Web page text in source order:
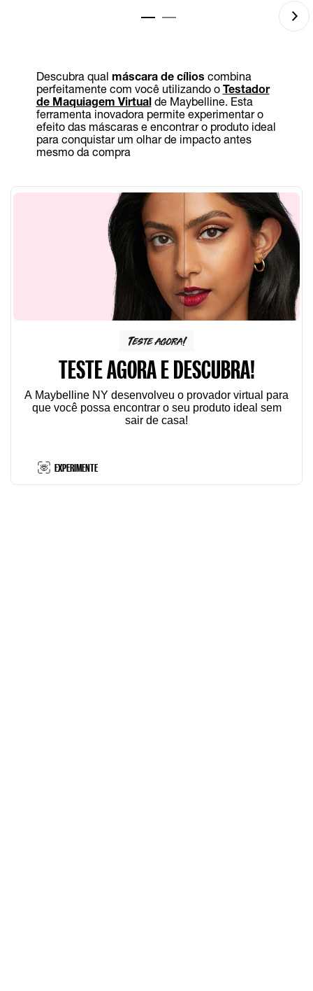
Descubra qual máscara de cílios combina
perfeitamente com você utilizando o Testador
de Maquiagem Virtualde Maybelline. Esta
ferramenta inovadora permite experimentar o
efeito das máscaras e encontrar o produto ideal
para conquistar um olhar de impacto antes
mesmo da compra
Teste agora!
TESTE AGORA E DESCUBRA!
A Maybelline NY desenvolveu o provador virtual para
que você possa encontrar o seu produto ideal sem
sair de casa!
EXPERIMENTE